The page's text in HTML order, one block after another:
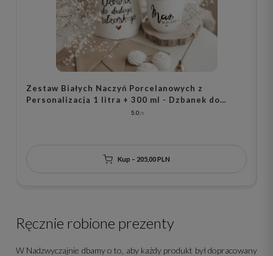
Zestaw Białych Naczyń Porcelanowych z
Personalizacją 1 litra + 300 ml - Dzbanek do
Dialogu Małżeńskiego i 2 Kubki Napisy Mąż i Żona
5.0
Kup – 205,00 PLN
Ręcznie robione prezenty
W Nadzwyczajnie dbamy o to, aby każdy produkt był dopracowany